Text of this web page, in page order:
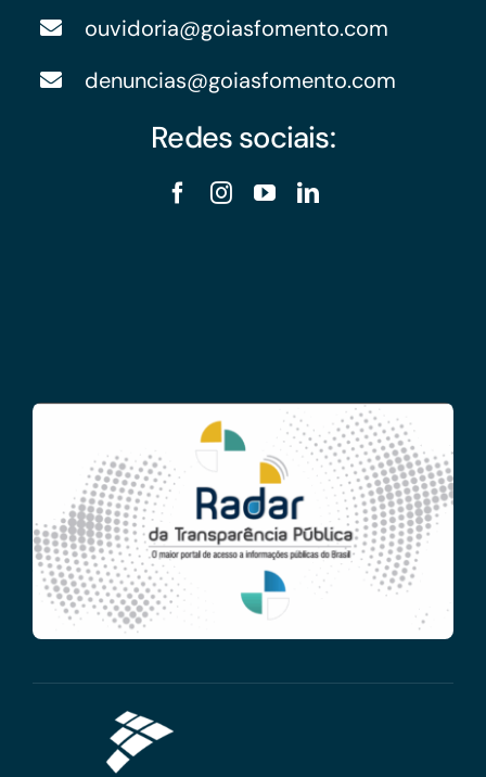
ouvidoria@goiasfomento.com
denuncias@goiasfomento.com
Redes sociais: